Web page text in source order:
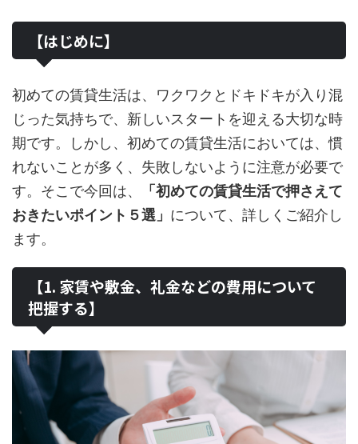
【はじめに】
初めての賃貸生活は、ワクワクとドキドキが入り混
じった気持ちで、新しいスタートを迎える大切な時
期です。しかし、初めての賃貸生活においては、慣
れないことが多く、失敗しないように注意が必要で
す。そこで今回は、
「初めての賃貸生活で押さえて
おきたいポイント５選」 について、詳しくご紹介し
ます。
【1. 家賃や敷金、礼金などの費用について
把握する】